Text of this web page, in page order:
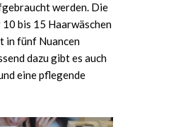
werden. Die
bis 15 Haarwäschen
in fünf Nuancen
dazu gibt es auch
eine pflegende